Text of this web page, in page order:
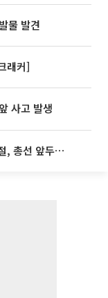
물 발견
래커]
사고 발생
고 시간 끌기”